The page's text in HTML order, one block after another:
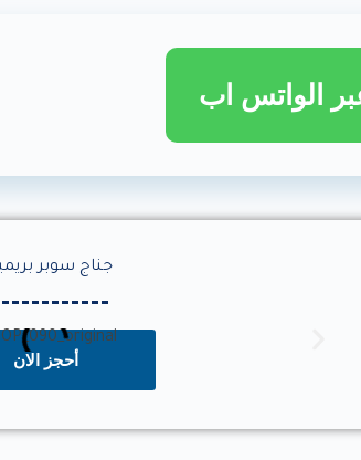
الواتس اب
جناج سوبر
أحجز الان